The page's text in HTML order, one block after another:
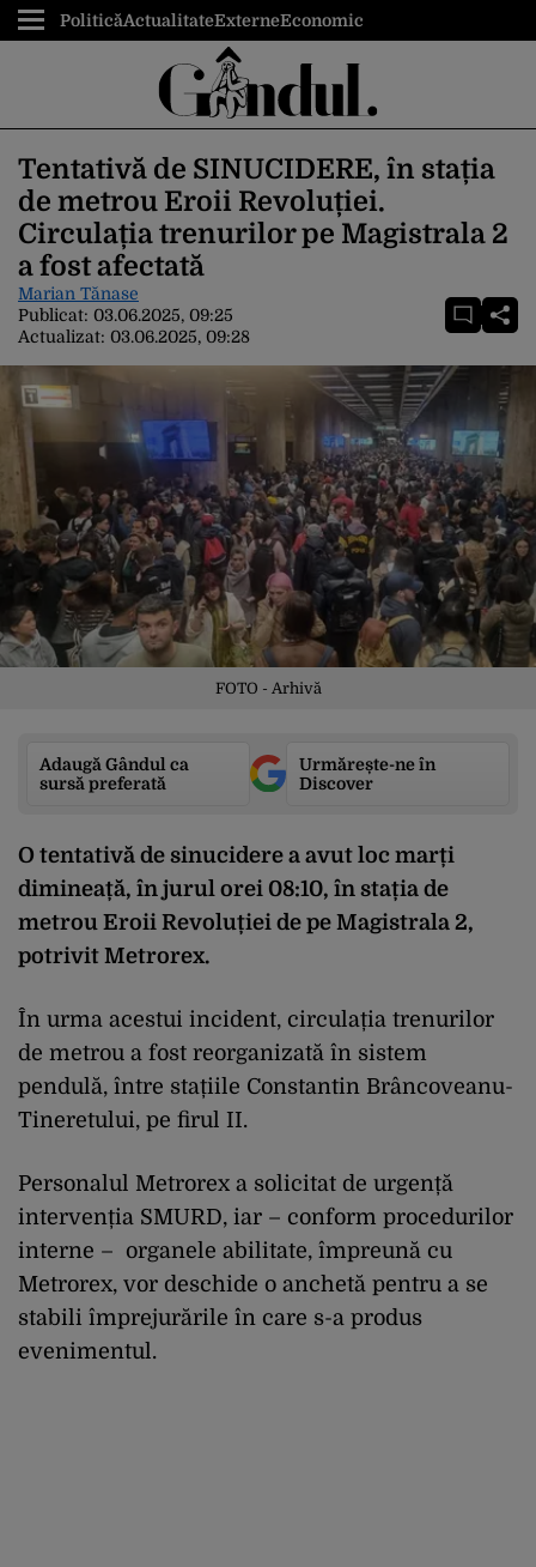
PoliticăActualitateExterneEconomic
Tentativă de SINUCIDERE, în stația
de metrou Eroii Revoluției.
Circulația trenurilor pe Magistrala 2
a fost afectată
Marian Tănase
Publicat: 03.06.2025, 09:25
Actualizat: 03.06.2025, 09:28
FOTO - Arhivă
Adaugă Gândul ca
sursă preferată
Urmărește-ne în
Discover
O tentativă de sinucidere a avut loc marți
dimineață, în jurul orei 08:10, în stația de
metrou Eroii Revoluției de pe Magistrala 2,
potrivit Metrorex.
În urma acestui incident, circulația trenurilor
de metrou a fost reorganizată în sistem
pendulă, între stațiile Constantin Brâncoveanu-
Tineretului, pe firul II.
Personalul Metrorex a solicitat de urgență
intervenția SMURD, iar – conform procedurilor
interne – organele abilitate, împreună cu
Metrorex, vor deschide o anchetă pentru a se
stabili împrejurările în care s-a produs
evenimentul.